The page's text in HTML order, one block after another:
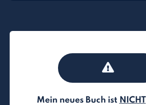
Mein neues Buch ist NICHT